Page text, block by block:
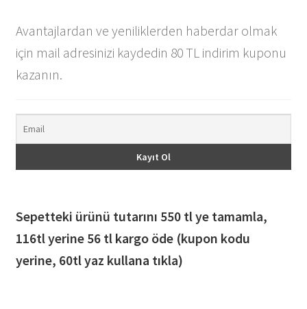
Avantajlardan ve yeniliklerden haberdar olmak
için mail adresinizi kaydedin 80 TL indirim kuponu
kazanın.
Sepetteki ürünü tutarını 550 tl ye tamamla,
116tl yerine 56 tl kargo öde (kupon kodu
yerine, 60tl yaz kullana tıkla)